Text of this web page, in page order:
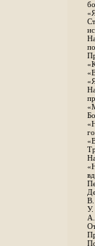
В.